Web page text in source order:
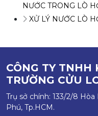
NƯỚC TRONG LÒ
XỬ LÝ NƯỚC LÒ
CÔNG TY TNHH
TRƯỜNG CỬU
Trụ sở chính: 133/2/8
Phú, Tp.HCM.